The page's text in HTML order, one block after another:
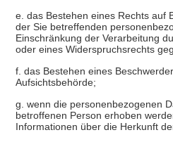
e. das Bestehen eines Rechts auf
der Sie betreffenden
Einschränkung der Verarbeitung
oder eines Widerspruchsrechts
f. das Bestehen eines
Aufsichtsbehörde;
g. wenn die personenbezogenen
betroffenen Person erhoben
Informationen über die Herkunft